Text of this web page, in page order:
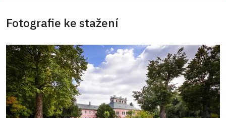
Fotografie ke stažení